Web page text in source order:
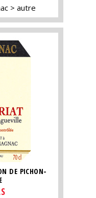
autre
DE PICHON-